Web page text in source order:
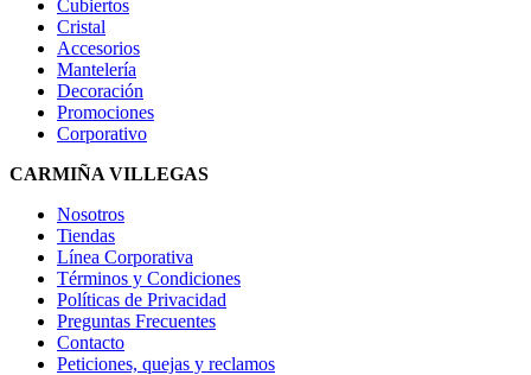
Cubiertos
Cristal
Accesorios
Mantelería
Decoración
Promociones
Corporativo
CARMIÑA VILLEGAS
Nosotros
Tiendas
Línea Corporativa
Términos y Condiciones
Políticas de Privacidad
Preguntas Frecuentes
Contacto
Peticiones, quejas y reclamos